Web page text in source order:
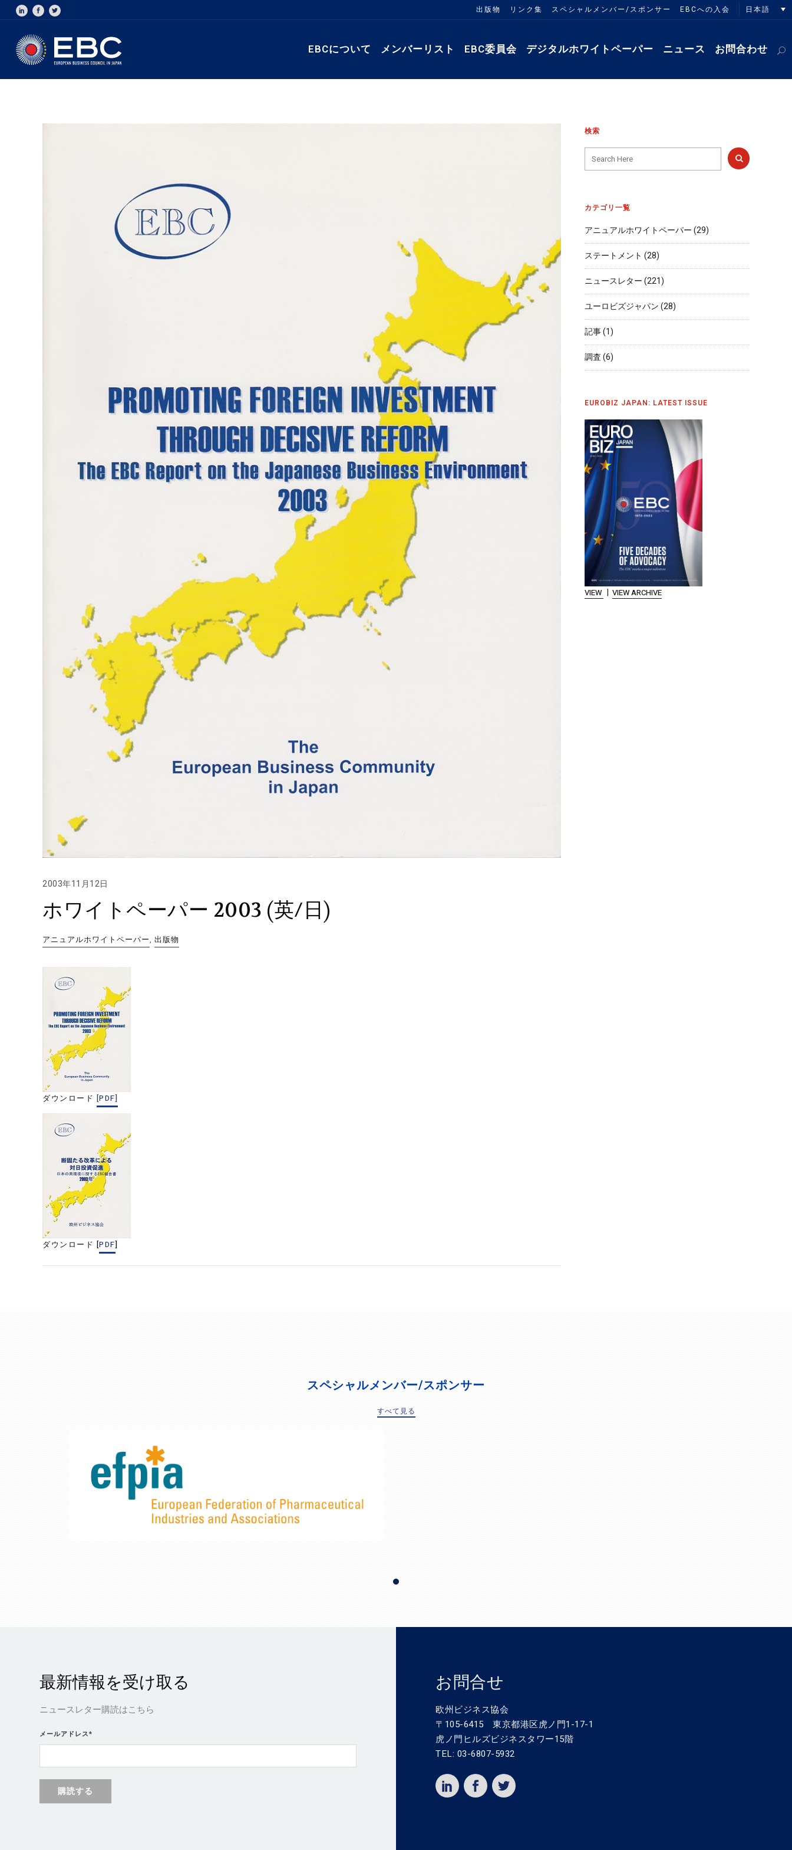
出版物 リンク集 スペシャルメンバー/スポンサー EBCへの入会 日本語
EBCについて メンバーリスト EBC委員会 デジタルホワイトペーパー ニュース お問合わせ
2003年11月12日
ホワイトペーパー 2003 (英/日)
アニュアルホワイトペーパー, 出版物
ダウンロード [PDF]
ダウンロード [PDF]
検索
カテゴリ一覧
アニュアルホワイトペーパー(29)
ステートメント (28)
ニュースレター(221)
ユーロビズジャパン(28)
記事(1)
調査(6)
EUROBIZ JAPAN: LATEST ISSUE
VIEW | VIEW ARCHIVE
スペシャルメンバー/スポンサー
すべて見る
最新情報を受け取る
ニュースレター購読はこちら
メールアドレス*
お問合せ
欧州ビジネス協会
〒105-6415 東京都港区虎ノ門1-17-1
虎ノ門ヒルズビジネスタワー15階
TEL: 03-6807-5932